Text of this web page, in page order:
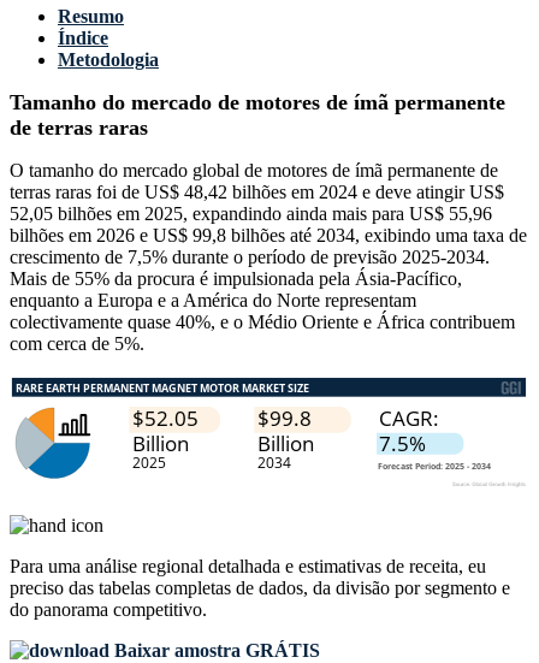
Resumo
Índice
Metodologia
Tamanho do mercado de motores de ímã permanente
de terras raras
O tamanho do mercado global de motores de ímã permanente de
terras raras foi de US$ 48,42 bilhões em 2024 e deve atingir US$
52,05 bilhões em 2025, expandindo ainda mais para US$ 55,96
bilhões em 2026 e US$ 99,8 bilhões até 2034, exibindo uma taxa de
crescimento de 7,5% durante o período de previsão 2025-2034.
Mais de 55% da procura é impulsionada pela Ásia-Pacífico,
enquanto a Europa e a América do Norte representam
colectivamente quase 40%, e o Médio Oriente e África contribuem
com cerca de 5%.
Para uma análise regional detalhada e estimativas de receita, eu
preciso das tabelas completas de dados, da divisão por segmento e
do panorama competitivo.
Baixar amostra GRÁTIS